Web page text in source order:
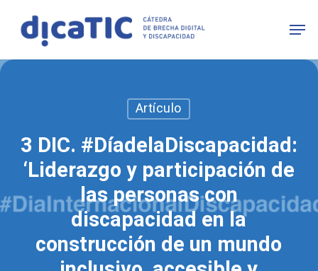
main
content
Artículo
3 DIC. #DíadelaDiscapacidad:
‘Liderazgo y participación de
las personas con
discapacidad en la
construcción de un mundo